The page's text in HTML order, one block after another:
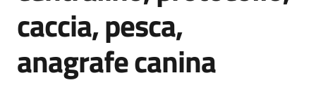
Rio
caccia, pesca,
anagrafe canina